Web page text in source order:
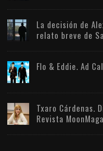
La decisión de
relato breve de
Flo & Eddie. Ad
Txaro Cárdenas.
Revista